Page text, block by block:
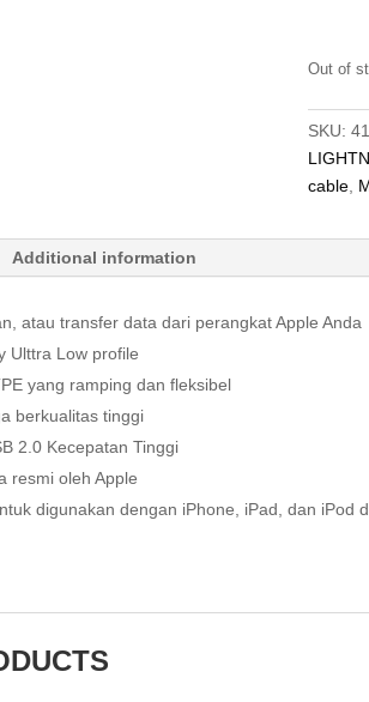
Out of
SKU:
cable,
Additional information
atau transfer data dari perangkat Apple Anda
Ulttra Low profile
yang ramping dan fleksibel
berkualitas tinggi
2.0 Kecepatan Tinggi
resmi oleh Apple
digunakan dengan iPhone, iPad, dan iPod